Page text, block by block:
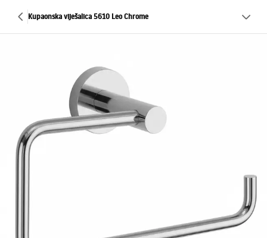
Kupaonska viješalica 5610 Leo Chrome